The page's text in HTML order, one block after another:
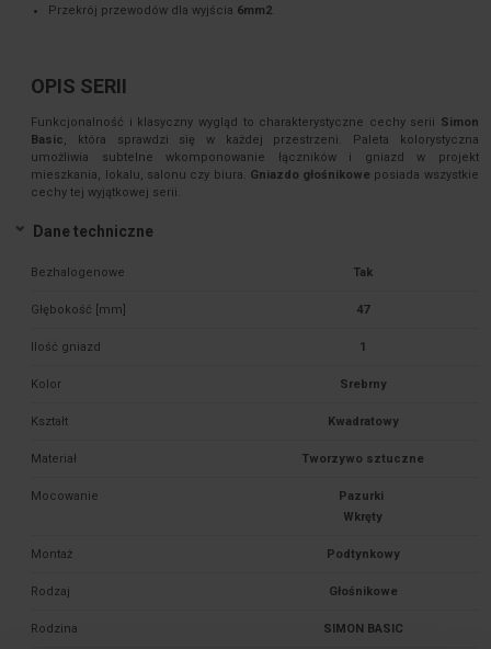
Przekrój przewodów dla wyjścia 6mm2.
OPIS SERII
Funkcjonalność i klasyczny wygląd to charakterystyczne cechy serii Simon
Basic, która sprawdzi się w każdej przestrzeni. Paleta kolorystyczna
umożliwia subtelne wkomponowanie łączników i gniazd w projekt
mieszkania, lokalu, salonu czy biura. Gniazdo głośnikowe posiada wszystkie
cechy tej wyjątkowej serii.
Dane techniczne
Bezhalogenowe Tak
Głębokość [mm] 47
Ilość gniazd 1
Kolor Srebrny
Kształt Kwadratowy
Materiał Tworzywo sztuczne
Mocowanie
Pazurki
Montaż Podtynkowy
Rodzaj Głośnikowe
Rodzina SIMON BASIC